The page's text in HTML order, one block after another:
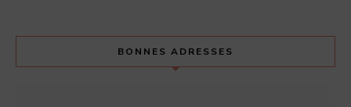
BONNES ADRESSES